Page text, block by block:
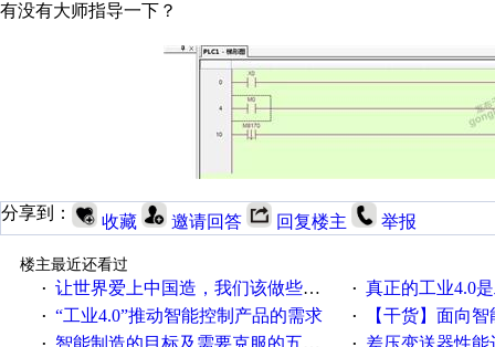
有没有大师指导一下？
分享到： 收藏 邀请回答 回复楼主 举报
楼主最近还看过
· 让世界爱上中国造，我们该做些什么 · 真正的工业4.0
· “工业4.0”推动智能控制产品的需求 · 【干货】面向
智能制造的目标及需要克服的五个障碍 差压变送器性能达